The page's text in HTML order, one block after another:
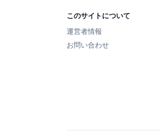
このサイトについて
運営者情報
お問い合わせ